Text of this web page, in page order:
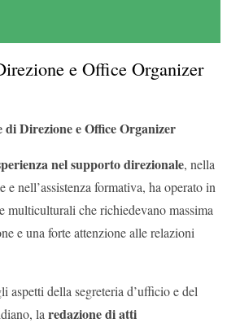
e Office Organizer
di Direzione e Office Organizer
nel supporto direzionale, nella
e nell’assistenza formativa, ha operato in
multiculturali che richiedevano massima
e una forte attenzione alle relazioni
aspetti della segreteria d’ufficio e del
la redazione di atti